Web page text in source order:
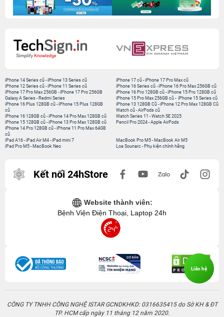
iPhone 14 Series cũ -iPhone 13 Series cũ
iPhone 12 Series cũ -iPhone 11 Series cũ
iPhone 17 Pro Max 256GB -iPhone 17 Pro 256GB
Galaxy A Series - Redmi Series
iPhone 17 cũ-iPhone 17 Pro Max cũ
iPhone 16 Series cũ- iPhone 16 Pro Max 256GB cũ
iPhone 16 Pro 128GB cũ-iPhone 15 Pro 128GB cũ
iPhone 15 Pro Max 256GB cũ- iPhone 15 Series cũ
iPhone 16 Plus 128GB cũ -iPhone 15 Plus 128GB
cũ
iPhone 16 128GB cũ -iPhone 14 Pro Max 128GB cũ
iPhone 15 128GB cũ -iPhone 13 Pro Max 128GB cũ
iPhone 14 Pro 128GB cũ -iPhone 11 Pro Max 64GB
cũ
iPhone 13 128GB Cũ-iPhone 12 Pro Max 128GB Cũ
Watch cũ-AirPods cũ
Watch Series 11 -Watch SE 2025
Pencil Pro 2024-Apple AirPods
iPad A16 -iPad Air M4 -iPad mini 7
iPad Pro M5 - MacBook Neo
MacBook Pro M5- MacBook Air M5
Loa Sounarc- Phụ kiện chính hãng
Kết nối 24hStore
Website thành viên:
Bệnh Viện Điện Thoại, Laptop 24h
CÔNG TY TNHH CÔNG NGHỆ ISTAR GCNDKHKD: 0316635415 do Sở KH & ĐT
TP. HCM cấp ngày 11 tháng 12 năm 2020.
Liên hệ